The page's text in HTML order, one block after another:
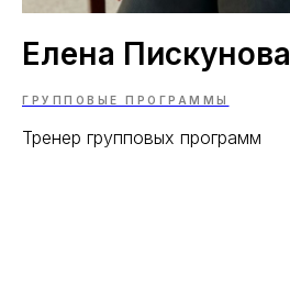
Елена Пискунова
ГРУППОВЫЕ ПРОГРАММЫ
Тренер групповых программ